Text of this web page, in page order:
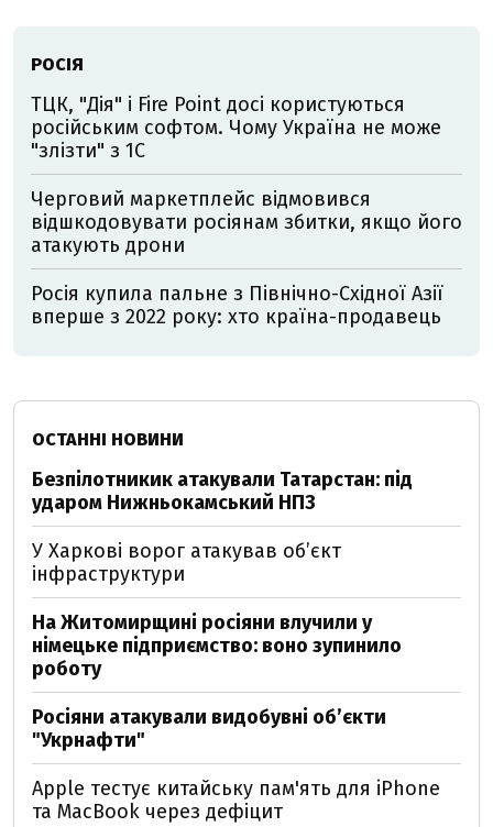
РОСІЯ
ТЦК, "Дія" і Fire Point досі користуються
російським софтом. Чому Україна не може
"злізти" з 1С
Черговий маркетплейс відмовився
відшкодовувати росіянам збитки, якщо його
атакують дрони
Росія купила пальне з Північно-Східної Азії
вперше з 2022 року: хто країна-продавець
ОСТАННІ НОВИНИ
Безпілотникик атакували Татарстан: під
ударом Нижньокамський НПЗ
У Харкові ворог атакував обʼєкт
інфраструктури
На Житомирщині росіяни влучили у
німецьке підприємство: воно зупинило
роботу
Росіяни атакували видобувні обʼєкти
"Укрнафти"
Apple тестує китайську пам'ять для iPhone
та MacBook через дефіцит